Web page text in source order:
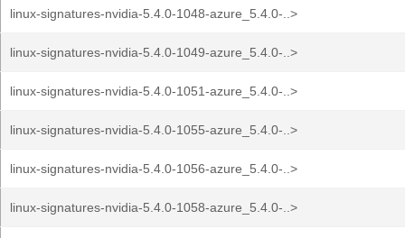
linux-signatures-nvidia-5.4.0-1048-azure_5.4.0-..>
linux-signatures-nvidia-5.4.0-1049-azure_5.4.0-..>
linux-signatures-nvidia-5.4.0-1051-azure_5.4.0-..>
linux-signatures-nvidia-5.4.0-1055-azure_5.4.0-..>
linux-signatures-nvidia-5.4.0-1056-azure_5.4.0-..>
linux-signatures-nvidia-5.4.0-1058-azure_5.4.0-..>